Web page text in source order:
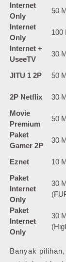
Internet
Only
50
Internet
Only
100
Internet +
UseeTV
30
JITU 1 2P
50
2P Netflix
30
Movie
Premium
50
Paket
Gamer 2P
30
Eznet
10
Paket
Internet
Only
30
Paket
Internet
Only
30
Banyak